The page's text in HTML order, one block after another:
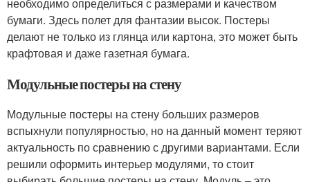
бумаги. Здесь полет для фантазии высок. Постеры
делают не только из глянца или картона, это может быть
крафтовая и даже газетная бумага.
Модульные постеры на стену
Модульные постеры на стену больших размеров
вспыхнули популярностью, но на данный момент теряют
актуальность по сравнению с другими вариантами. Если
решили оформить интерьер модулями, то стоит